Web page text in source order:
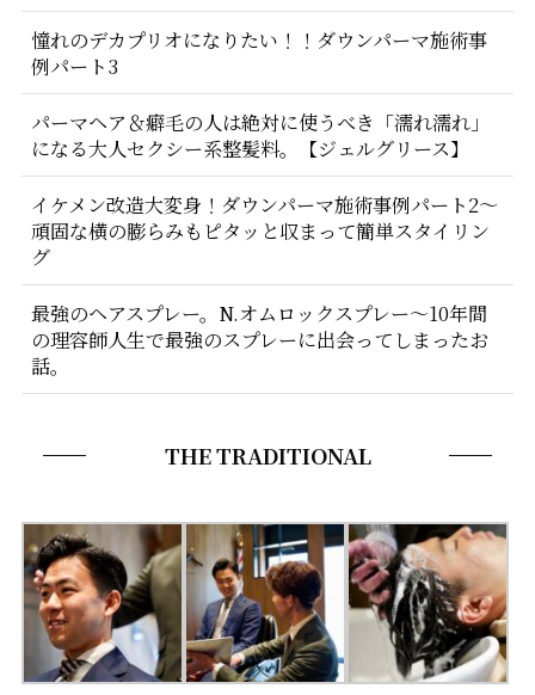
憧れのデカプリオになりたい！！ダウンパーマ施術事
例パート3
パーマヘア＆癖毛の人は絶対に使うべき「濡れ濡れ」
になる大人セクシー系整髪料。【ジェルグリース】
イケメン改造大変身！ダウンパーマ施術事例パート2〜
頑固な横の膨らみもピタッと収まって簡単スタイリン
グ
最強のヘアスプレー。N.オムロックスプレー〜10年間
の理容師人生で最強のスプレーに出会ってしまったお
話。
THE TRADITIONAL